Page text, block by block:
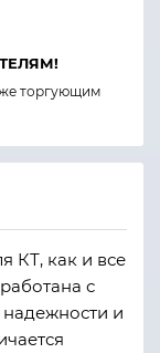
торгующим
КТ, как и все
с
и